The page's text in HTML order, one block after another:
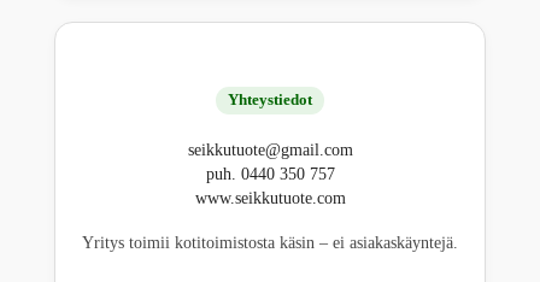
Yhteystiedot
seikkutuote@gmail.com
puh. 0440 350 757
www.seikkutuote.com
Yritys toimii kotitoimistosta käsin – ei asiakaskäyntejä.